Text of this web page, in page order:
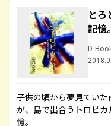
と
記
D-
子供の頃から夢見てい
が、島で出合うトロピ
憶。